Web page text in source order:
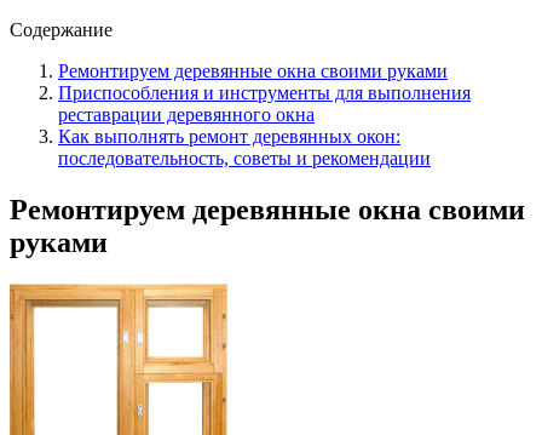
Содержание
Ремонтируем деревянные окна своими руками
Приспособления и инструменты для выполнения
реставрации деревянного окна
Как выполнять ремонт деревянных окон:
последовательность, советы и рекомендации
Ремонтируем деревянные окна своими
руками